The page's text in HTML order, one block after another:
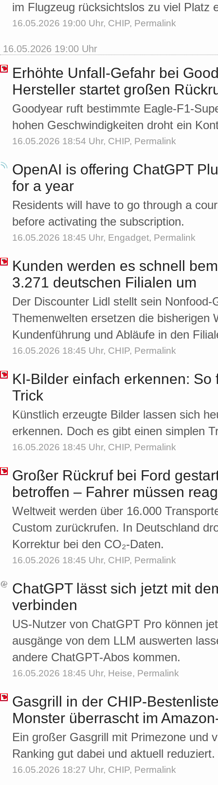
im Flugzeug rücksichtslos zu viel Platz
16.05.2026 19:00 Uhr, CHIP, Permalink
16.05.2026 19:00 Uhr
Erhöhte Unfall-Gefahr bei
Hersteller startet großen
Goodyear ruft bestimmte Eagle-F1-
hohen Geschwindigkeiten droht ein
16.05.2026 18:54 Uhr, CHIP, Permalink
OpenAI is offering ChatGPT
for a year
Residents will have to go through a
before activating the subscription.
16.05.2026 18:45 Uhr, Engadget, Permalink
Kunden werden es schnell
3.271 deutschen Filialen um
Der Discounter Lidl stellt sein
Themenwelten ersetzen die bisherigen
Kundenführung und Abläufe in den
16.05.2026 18:45 Uhr, CHIP, Permalink
KI-Bilder einfach erkennen:
Trick
Künstlich erzeugte Bilder lassen sich
erkennen. Doch es gibt einen simplen
16.05.2026 18:45 Uhr, CHIP, Permalink
Großer Rückruf bei Ford
betroffen – Fahrer müssen
Weltweit werden über 16.000
Custom zurückrufen. In Deutschland
Korrektur bei den CO₂-Daten.
16.05.2026 18:45 Uhr, CHIP, Permalink
ChatGPT lässt sich jetzt mit
verbinden
US-Nutzer von ChatGPT Pro können
ausgänge von dem LLM auswerten
andere ChatGPT-Abos kommen.
16.05.2026 18:45 Uhr, Heise, Permalink
Gasgrill in der CHIP-
Monster überrascht im
Ein großer Gasgrill mit Primezone und
Ranking gut dabei und aktuell reduziert.
16.05.2026 18:27 Uhr, CHIP, Permalink